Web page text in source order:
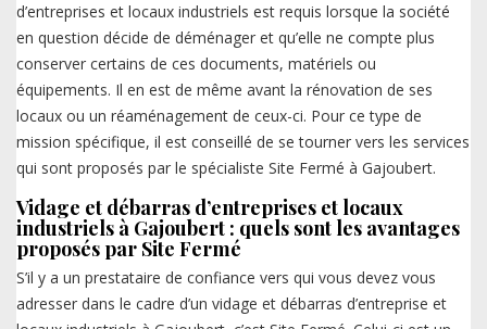
d’entreprises et locaux industriels est requis lorsque la société
en question décide de déménager et qu’elle ne compte plus
conserver certains de ces documents, matériels ou
équipements. Il en est de même avant la rénovation de ses
locaux ou un réaménagement de ceux-ci. Pour ce type de
mission spécifique, il est conseillé de se tourner vers les services
qui sont proposés par le spécialiste Site Fermé à Gajoubert.
Vidage et débarras d’entreprises et locaux
industriels à Gajoubert : quels sont les avantages
proposés par Site Fermé
S’il y a un prestataire de confiance vers qui vous devez vous
adresser dans le cadre d’un vidage et débarras d’entreprise et